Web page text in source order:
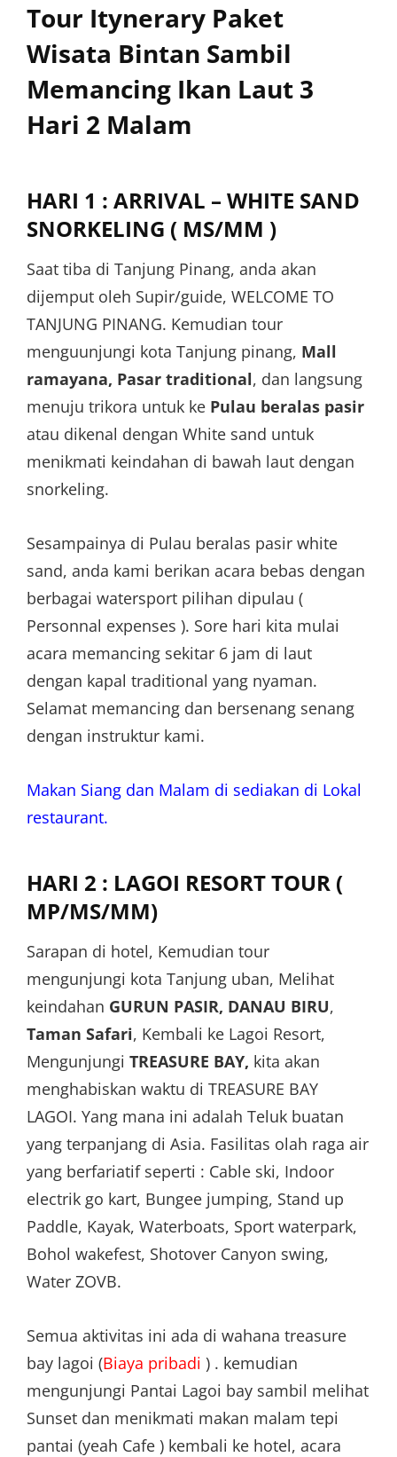
Tour Itynerary Paket
Wisata Bintan Sambil
Memancing Ikan Laut 3
Hari 2 Malam
HARI 1 : ARRIVAL – WHITE SAND
SNORKELING ( MS/MM )
Saat tiba di Tanjung Pinang, anda akan
dijemput oleh Supir/guide, WELCOME TO
TANJUNG PINANG. Kemudian tour
menguunjungi kota Tanjung pinang, Mall
ramayana, Pasar traditional, dan langsung
menuju trikora untuk ke Pulau beralas pasir
atau dikenal dengan White sand untuk
menikmati keindahan di bawah laut dengan
snorkeling.
Sesampainya di Pulau beralas pasir white
sand, anda kami berikan acara bebas dengan
berbagai watersport pilihan dipulau (
Personnal expenses ). Sore hari kita mulai
acara memancing sekitar 6 jam di laut
dengan kapal traditional yang nyaman.
Selamat memancing dan bersenang senang
dengan instruktur kami.
Makan Siang dan Malam di sediakan di Lokal
restaurant.
HARI 2 : LAGOI RESORT TOUR (
MP/MS/MM)
Sarapan di hotel, Kemudian tour
mengunjungi kota Tanjung uban, Melihat
keindahan GURUN PASIR, DANAU BIRU,
Taman Safari, Kembali ke Lagoi Resort,
Mengunjungi TREASURE BAY, kita akan
menghabiskan waktu di TREASURE BAY
LAGOI. Yang mana ini adalah Teluk buatan
yang terpanjang di Asia. Fasilitas olah raga air
yang berfariatif seperti : Cable ski, Indoor
electrik go kart, Bungee jumping, Stand up
Paddle, Kayak, Waterboats, Sport waterpark,
Bohol wakefest, Shotover Canyon swing,
Water ZOVB.
Semua aktivitas ini ada di wahana treasure
bay lagoi (Biaya pribadi ) . kemudian
mengunjungi Pantai Lagoi bay sambil melihat
Sunset dan menikmati makan malam tepi
pantai (yeah Cafe ) kembali ke hotel, acara